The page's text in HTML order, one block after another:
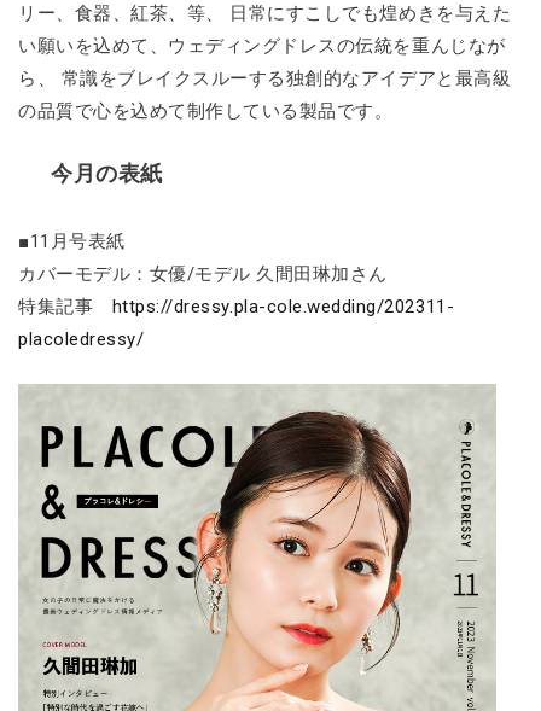
リー、食器、紅茶、等、 日常にすこしでも煌めきを与えた
い願いを込めて、ウェディングドレスの伝統を重んじなが
ら、 常識をブレイクスルーする独創的なアイデアと最高級
の品質で心を込めて制作している製品です。
今月の表紙
■11月号表紙
カバーモデル：女優/モデル 久間田琳加さん
特集記事
https://dressy.pla-cole.wedding/202311-
placoledressy/